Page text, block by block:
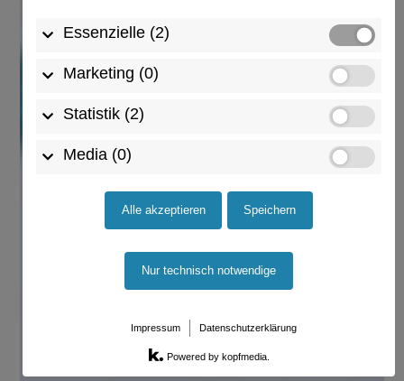
Essenzielle (2)
Marketing (0)
Statistik (2)
Media (0)
Alle akzeptieren Speichern
Nur technisch notwendige
Powered by kopfmedia.
Impressum Datenschutzerklärung